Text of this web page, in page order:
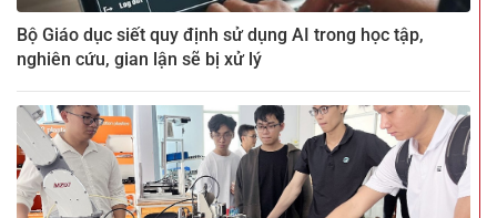
Bộ Giáo dục siết quy định sử dụng AI trong học tập,
nghiên cứu, gian lận sẽ bị xử lý